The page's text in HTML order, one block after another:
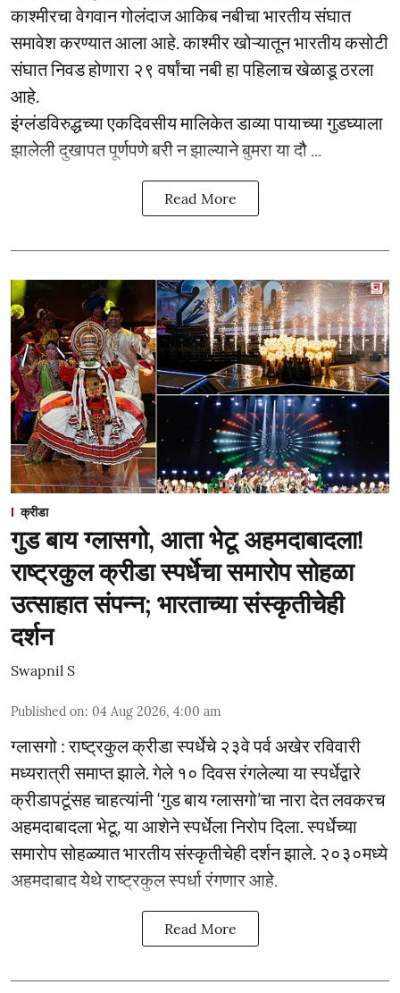
काश्मीरचा वेगवान गोलंदाज आकिब नबीचा भारतीय संघात
समावेश करण्यात आला आहे. काश्मीर खोऱ्यातून भारतीय कसोटी
संघात निवड होणारा २९ वर्षांचा नबी हा पहिलाच खेळाडू ठरला
आहे.
इंग्लंडविरुद्धच्या एकदिवसीय मालिकेत डाव्या पायाच्या गुडघ्याला
झालेली दुखापत पूर्णपणे बरी न झाल्याने बुमरा या दौ ...
Read More
क्रीडा
गुड बाय ग्लासगो, आता भेटू अहमदाबादला!
राष्ट्रकुल क्रीडा स्पर्धेचा समारोप सोहळा
उत्साहात संपन्न; भारताच्या संस्कृतीचेही
दर्शन
Swapnil S
Published on: 04 Aug 2026, 4:00 am
ग्लासगो : राष्ट्रकुल क्रीडा स्पर्धेचे २३वे पर्व अखेर रविवारी
मध्यरात्री समाप्त झाले. गेले १० दिवस रंगलेल्या या स्पर्धेद्वारे
क्रीडापटूंसह चाहत्यांनी ‘गुड बाय ग्लासगो’चा नारा देत लवकरच
अहमदाबादला भेटू, या आशेने स्पर्धेला निरोप दिला. स्पर्धेच्या
समारोप सोहळ्यात भारतीय संस्कृतीचेही दर्शन झाले. २०३०मध्ये
अहमदाबाद येथे राष्ट्रकुल स्पर्धा रंगणार आहे.
Read More